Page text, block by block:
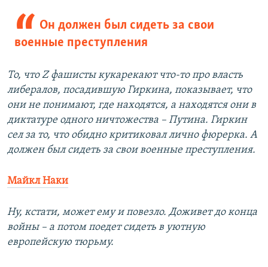
Он должен был сидеть за свои
военные преступления
То, что Z фашисты кукарекают что-то про власть
либералов, посадившую Гиркина, показывает, что
они не понимают, где находятся, а находятся они в
диктатуре одного ничтожества – Путина. Гиркин
сел за то, что обидно критиковал лично фюрерка. А
должен был сидеть за свои военные преступления.
Майкл Наки
Ну, кстати, может ему и повезло. Доживет до конца
войны – а потом поедет сидеть в уютную
европейскую тюрьму.